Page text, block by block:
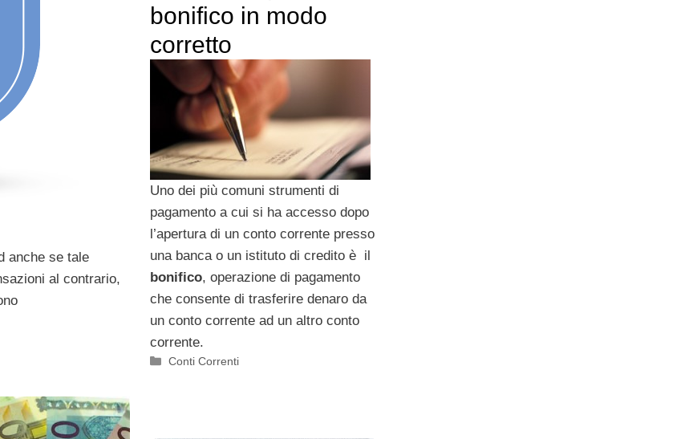
anche se tale
al contrario,
bonifico in modo
corretto
Uno dei più comuni strumenti di
pagamento a cui si ha accesso dopo
l’apertura di un conto corrente presso
una banca o un istituto di credito è il
bonifico, operazione di pagamento
che consente di trasferire denaro da
un conto corrente ad un altro conto
corrente.
Categorie
Conti Correnti